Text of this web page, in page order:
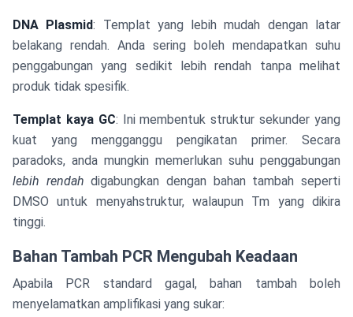
DNA Plasmid: Templat yang lebih mudah dengan latar
belakang rendah. Anda sering boleh mendapatkan suhu
penggabungan yang sedikit lebih rendah tanpa melihat
produk tidak spesifik.
Templat kaya GC: Ini membentuk struktur sekunder yang
kuat yang mengganggu pengikatan primer. Secara
paradoks, anda mungkin memerlukan suhu penggabungan
lebih rendah digabungkan dengan bahan tambah seperti
DMSO untuk menyahstruktur, walaupun Tm yang dikira
tinggi.
Bahan Tambah PCR Mengubah Keadaan
Apabila PCR standard gagal, bahan tambah boleh
menyelamatkan amplifikasi yang sukar: